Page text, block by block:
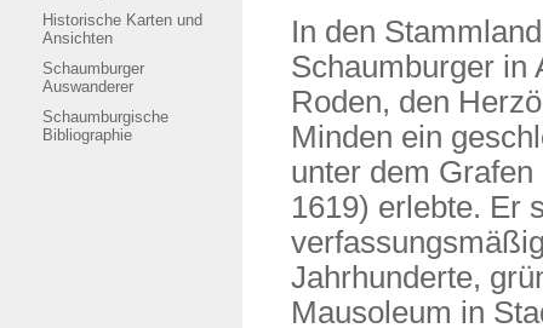
Historische Karten und
Ansichten
Schaumburger
Auswanderer
Schaumburgische
Bibliographie
In den
Schaumburger in
Roden, den
Minden ein
unter dem
1619) erlebte. Er
Jahrhunderte,
Mausoleum in